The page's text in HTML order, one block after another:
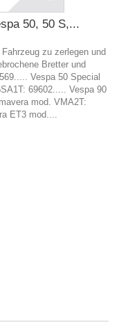
50, 50 S,...
zu zerlegen und
Bretter und
Vespa 50 Special
69602..... Vespa 90
mod. VMA2T:
ET3 mod....